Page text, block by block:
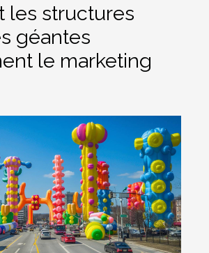
les structures
géantes
le marketing